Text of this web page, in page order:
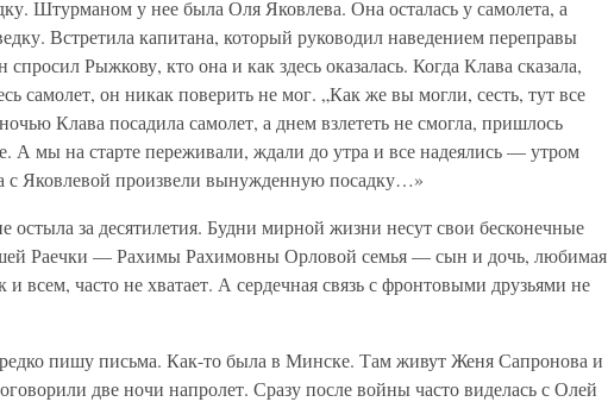
Штурманом у нее была Оля Яковлева. Она осталась у самолета, а
Встретила капитана, который руководил наведением переправы
Рыжкову, кто она и как здесь оказалась. Когда Клава сказала,
самолет, он никак поверить не мог. „Как же вы могли, сесть, тут все
Клава посадила самолет, а днем взлететь не смогла, пришлось
А мы на старте переживали, ждали до утра и все надеялись — утром
с Яковлевой произвели вынужденную посадку…»
остыла за десятилетия. Будни мирной жизни несут свои бесконечные
Раечки — Рахимы Рахимовны Орловой семья — сын и дочь, любимая
и всем, часто не хватает. А сердечная связь с фронтовыми друзьями не
пишу письма. Как-то была в Минске. Там живут Женя Сапронова и
две ночи напролет. Сразу после войны часто виделась с Олей